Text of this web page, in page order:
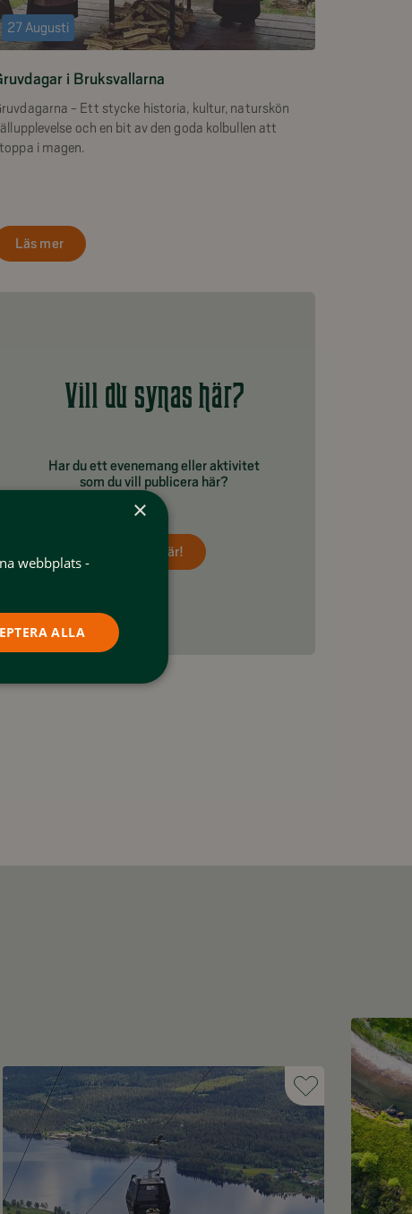
27 Augusti
i Bruksvallarna
- Ett stycke historia, kultur, naturskön
och en bit av den goda kolbullen att
i magen.
Läs mer
Vill du synas här?
Har du ett evenemang eller aktivitet
som du vill publicera här?
Tipsa här!
×
webbplats -
ALLA